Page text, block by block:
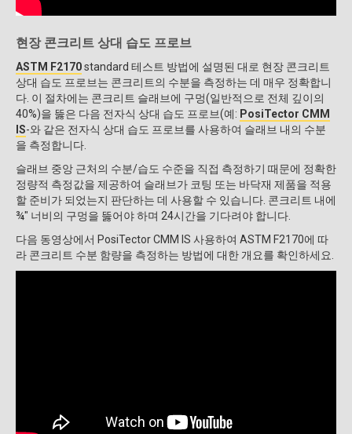
현장 콘크리트 상대 습도 프로브
ASTM F2170standard 테스트 방법에 설명된 대로 현장 콘크리트
상대 습도 프로브는 콘크리트의 수분을 측정하는 데 매우 정확합니
다. 이 절차에는 콘크리트 슬래브에 구멍(일반적으로 전체 깊이의
40%)을 뚫은 다음 전자식 상대 습도 프로브(예: PosiTector CMM
IS-와 같은 전자식 상대 습도 프로브를 사용하여 슬래브 내의 수분
을 측정합니다.
슬래브 중앙 근처의 수분/습도 수준을 직접 측정하기 때문에 정확한
정량적 측정값을 제공하여 슬래브가 코팅 또는 바닥재 제품을 적용
할 준비가 되었는지 판단하는 데 사용할 수 있습니다. 콘크리트 내에
¾" 너비의 구멍을 뚫어야 하며 24시간을 기다려야 합니다.
다음 동영상에서 PosiTector CMM IS 사용하여 ASTM F2170에 따
라 콘크리트 수분 함량을 측정하는 방법에 대한 개요를 확인하세요.